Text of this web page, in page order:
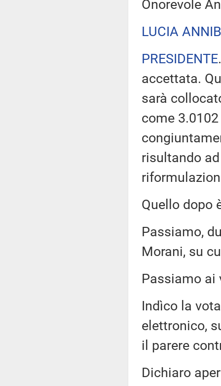
Onorevole
LUCIA
PRESIDENTE
accettata.
sarà
come
risultando
Quello dopo
Passiamo,
Morani, su
Passiamo ai
Indìco la
elettronico,
il parere
Dichiaro